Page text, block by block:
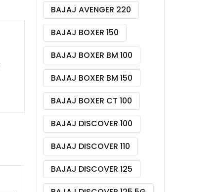
BAJAJ AVENGER 220
BAJAJ BOXER 150
BAJAJ BOXER BM 100
BAJAJ BOXER BM 150
BAJAJ BOXER CT 100
BAJAJ DISCOVER 100
BAJAJ DISCOVER 110
BAJAJ DISCOVER 125